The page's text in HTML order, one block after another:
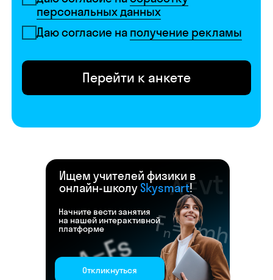
Ищем учителей физики в
онлайн-школуSkysmart!
Начните вести занятия
на нашей интерактивной
платформе
Откликнуться